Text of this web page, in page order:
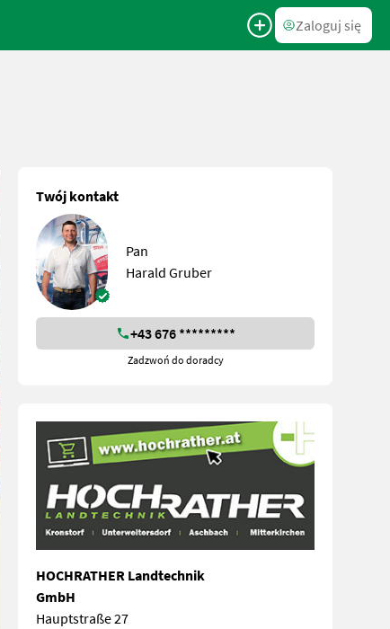
Zaloguj się
Twój kontakt
Pan
Harald Gruber
+43 676 *********
Zadzwoń do doradcy
HOCHRATHER Landtechnik
GmbH
Hauptstraße 27